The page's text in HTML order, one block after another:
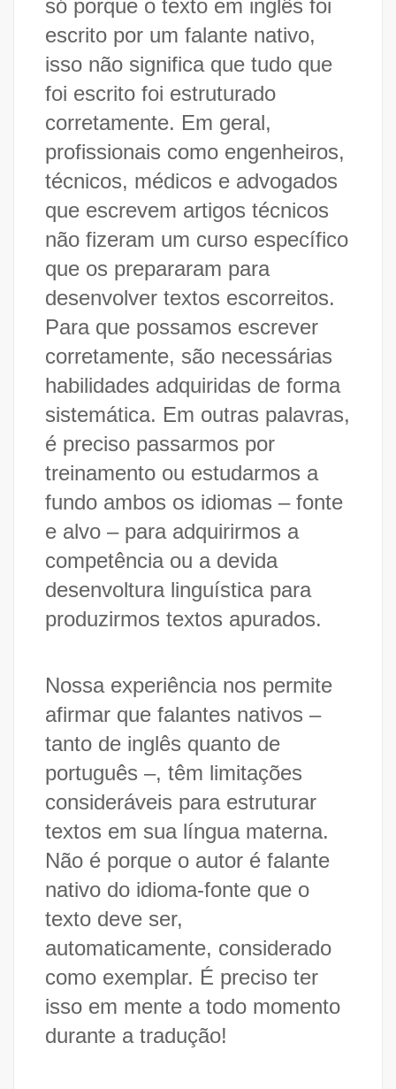
só porque o texto em inglês foi
escrito por um falante nativo,
isso não significa que tudo que
foi escrito foi estruturado
corretamente. Em geral,
profissionais como engenheiros,
técnicos, médicos e advogados
que escrevem artigos técnicos
não fizeram um curso específico
que os prepararam para
desenvolver textos escorreitos.
Para que possamos escrever
corretamente, são necessárias
habilidades adquiridas de forma
sistemática. Em outras palavras,
é preciso passarmos por
treinamento ou estudarmos a
fundo ambos os idiomas – fonte
e alvo – para adquirirmos a
competência ou a devida
desenvoltura linguística para
produzirmos textos apurados.
Nossa experiência nos permite
afirmar que falantes nativos –
tanto de inglês quanto de
português –, têm limitações
consideráveis para estruturar
textos em sua língua materna.
Não é porque o autor é falante
nativo do idioma-fonte que o
texto deve ser,
automaticamente, considerado
como exemplar. É preciso ter
isso em mente a todo momento
durante a tradução!